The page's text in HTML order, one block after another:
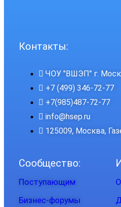
Контакты:
ЧОУ "ВШЭП" г.
+7 (499) 346-72-77
+7(985)487-72-77
info@hsep.ru
125009, Москва,
Сообщество:
Поступающим
Бизнес-форумы